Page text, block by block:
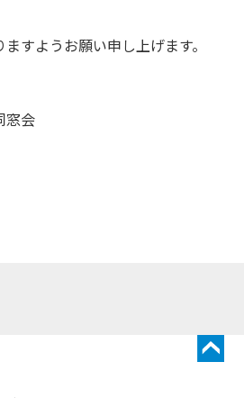
すようお願い申し上げます。
窓会